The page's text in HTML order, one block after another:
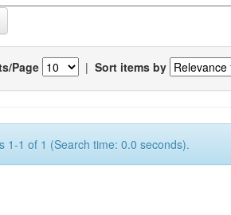
Page | Sort items by
1-1 of 1 (Search time: 0.0 seconds).